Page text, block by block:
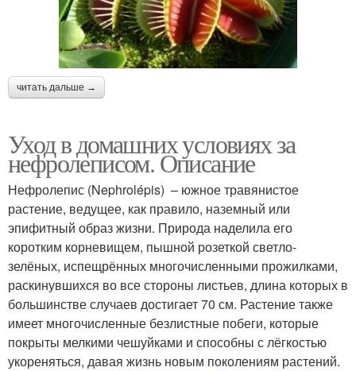
читать дальше →
Уход в домашних условиях за
нефролеписом. Описание
Нефролепис (Nephrolépis) – южное травянистое
растение, ведущее, как правило, наземный или
эпифитный образ жизни. Природа наделила его
коротким корневищем, пышной розеткой светло-
зелёных, испещрённых многочисленными прожилками,
раскинувшихся во все стороны листьев, длина которых в
большинстве случаев достигает 70 см. Растение также
имеет многочисленные безлистные побеги, которые
покрыты мелкими чешуйками и способны с лёгкостью
укореняться, давая жизнь новым поколениям растений.